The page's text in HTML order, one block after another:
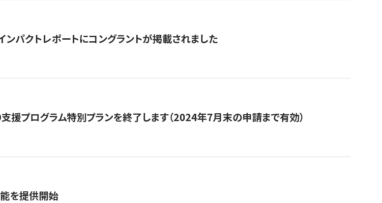
パクトレポートにコングラントが掲載されました
援プログラム特別プランを終了します（2024年7月末の申請まで有効）
を提供開始